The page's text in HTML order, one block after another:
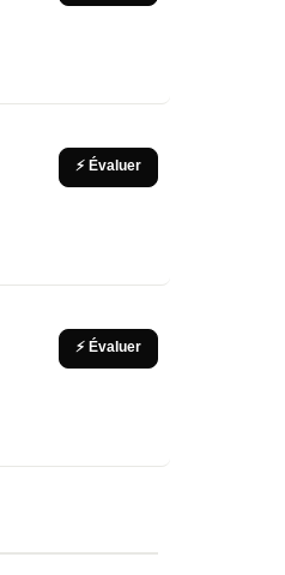
⚡ Évaluer
⚡ Évaluer